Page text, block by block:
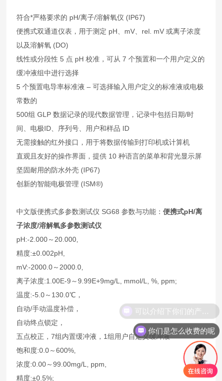
符合*严格要求的 pH/离子/溶解氧仪 (IP67)
便携式双通道仪表，用于测定 pH、mV、rel. mV 或离子浓度
以及溶解氧 (DO)
线性或分段性 5 点 pH 校准，可从 7 个预置和一个用户定义的
缓冲液组中进行选择
5 个预置电导率标准液 – 可选择输入用户定义的标准液或电极
常数的
500组 GLP 数据记录的现代数据管理，记录中包括日期/时
间、电极ID、序列号、用户和样品 ID
无需接触的红外接口，用于将数据传输到打印机或计算机
直观且友好的操作界面，提供 10 种语言的菜单和背光显示屏
坚固耐用的防水外壳 (IP67)
创新的智能电极管理 (ISM®)
中文版便携式多参数测试仪 SG68 参数与功能：便携式pH/离
子浓度/溶解氧多参数测试仪
pH:-2.000～20.000,
精度:±0.002pH,
mV:-2000.0～2000.0,
离子浓度:1.00E-9～9.99E+9mg/L, mmol/L, %, ppm;
温度:-5.0～130.0℃，
自动/手动温度补偿，
自动终点锁定，
五点校正，7组内置缓冲液，1组用户自定义缓冲液
饱和度:0.0～600%,
浓度:0.00～99.00mg/L, ppm,
精度:±0.5%;
你们是怎么收费的呢